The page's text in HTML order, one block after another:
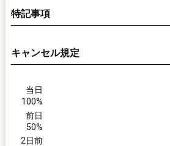
特記事項
キャンセル規定
当日
100%
前日
50%
2日前